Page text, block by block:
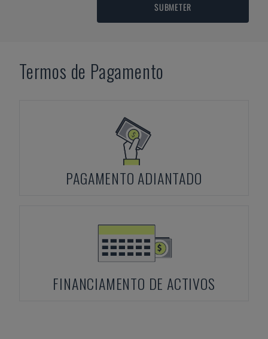
SUBMETER
Termos de Pagamento
PAGAMENTO ADIANTADO
FINANCIAMENTO DE ACTIVOS